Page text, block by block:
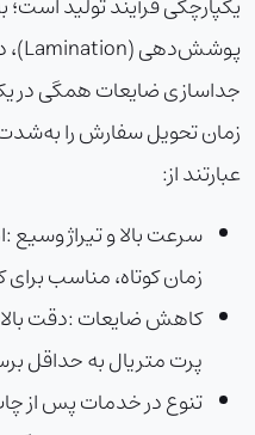
جداسازی ضایعات همگی در
زمان تحویل سفارش را
عبارتند از:
سرعت بالا و تیراژ وسیع:
زمان کوتاه، مناسب برای
کاهش ضایعات:دقت
پرت متریال به حداقل
تنوع در خدمات پس از